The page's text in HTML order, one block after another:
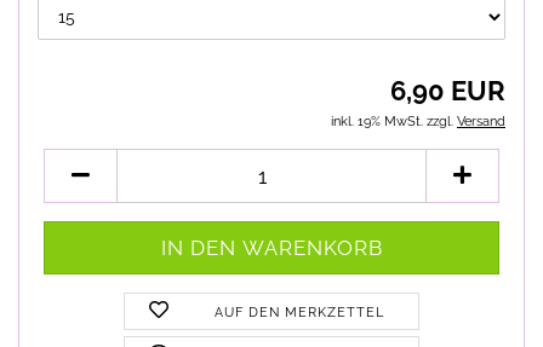
6,90 EUR
inkl. 19% MwSt. zzgl. Versand
AUF DEN MERKZETTEL